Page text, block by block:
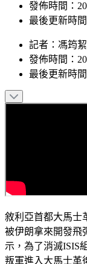
發佈時間：
最後更新時
記者 ： 馮筠絜
發佈時間：
最後更新時間
敘利亞首都大馬士
被伊朗拿來開發飛
示，為了消滅ISIS
叛軍進入大馬士革